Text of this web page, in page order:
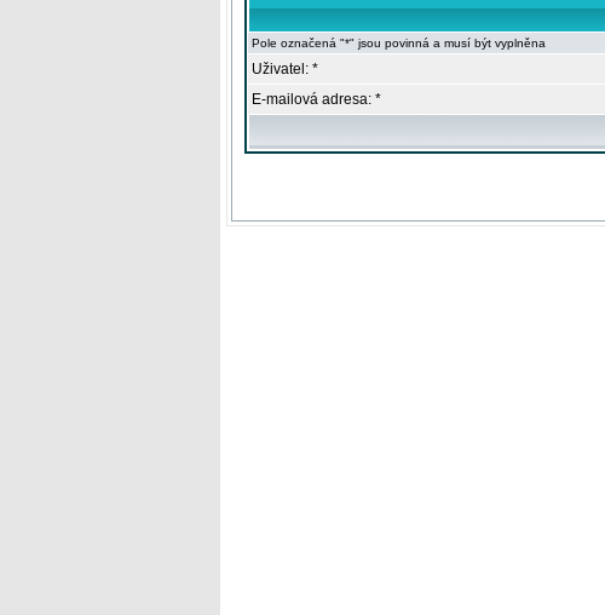
Pole označená "*" jsou povinná a musí být vyplněna
Uživatel: *
E-mailová adresa: *